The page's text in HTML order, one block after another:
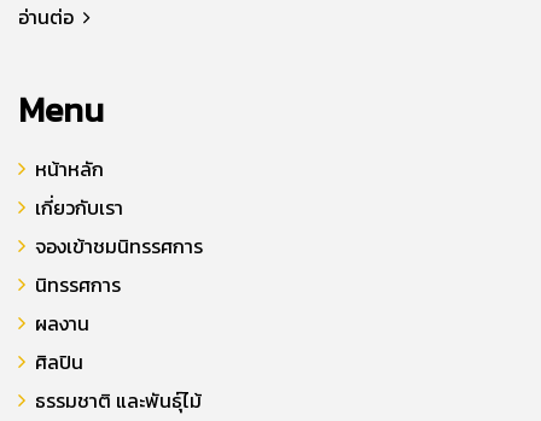
อ่านต่อ
Menu
หน้าหลัก
เกี่ยวกับเรา
จองเข้าชมนิทรรศการ
นิทรรศการ
ผลงาน
ศิลปิน
ธรรมชาติ และพันธุ์ไม้